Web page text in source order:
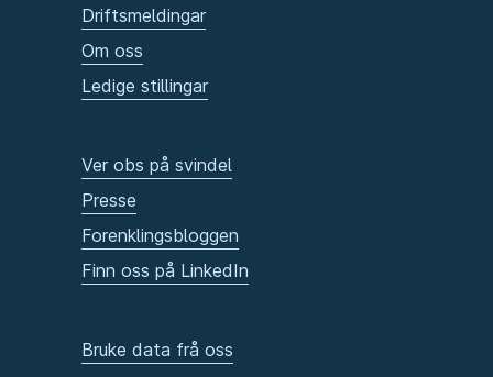
Driftsmeldingar
Om oss
Ledige stillingar
Ver obs på svindel
Presse
Forenklingsbloggen
Finn oss på LinkedIn
Bruke data frå oss